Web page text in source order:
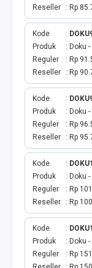
CEK KUOTA &
MASA AKTIF
PAKET INDOSAT
PAKET XL
PAKET TRI
PAKET AXIS
PAKET
PAKET
Reseller
Rp
Kode
Produk
Doku
Reguler
Rp
Reseller
Rp
Kode
Produk
Doku
Reguler
Rp
Reseller
Rp
Kode
Produk
Doku
Reguler
Rp
Reseller
Rp
Kode
Produk
Doku
Reguler
Rp